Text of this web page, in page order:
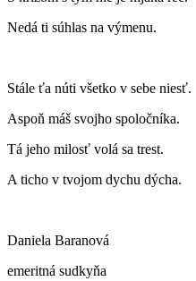
Nedá ti súhlas na výmenu.
Stále ťa núti všetko v sebe niesť.
Aspoň máš svojho spoločníka.
Tá jeho milosť volá sa trest.
A ticho v tvojom dychu dýcha.
Daniela Baranová
emeritná sudkyňa